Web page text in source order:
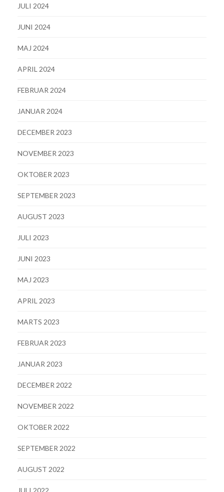
JULI 2024
JUNI 2024
MAJ 2024
APRIL 2024
FEBRUAR 2024
JANUAR 2024
DECEMBER 2023
NOVEMBER 2023
OKTOBER 2023
SEPTEMBER 2023
AUGUST 2023
JULI 2023
JUNI 2023
MAJ 2023
APRIL 2023
MARTS 2023
FEBRUAR 2023
JANUAR 2023
DECEMBER 2022
NOVEMBER 2022
OKTOBER 2022
SEPTEMBER 2022
AUGUST 2022